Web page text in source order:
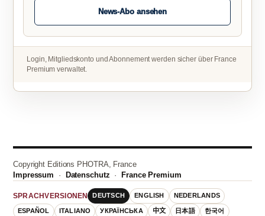
News-Abo ansehen
Login, Mitgliedskonto und Abonnement werden sicher über France
Premium verwaltet.
Copyright Editions PHOTRA, France
Impressum · Datenschutz ·France Premium
SPRACHVERSIONEN DEUTSCH ENGLISH NEDERLANDS
ESPAÑOL ITALIANO УКРАЇНСЬКА 中文 日本語 한국어